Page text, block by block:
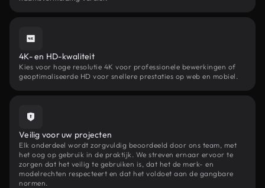
4K- en HD-kwaliteit
Kies voor hoge resolutie 4K voor professionele bewerkingen of
geoptimaliseerde HD voor snellere prestaties op web en mobiel.
Veilig voor uw projecten
Elk onderdeel wordt zorgvuldig beoordeeld door ons team, met
het oog op gebruik in de praktijk. We streven ernaar ervoor te
zorgen dat het veilig te gebruiken is, dat het de merk- en
modelrechten respecteert en dat het voldoet aan de gangbare
normen.